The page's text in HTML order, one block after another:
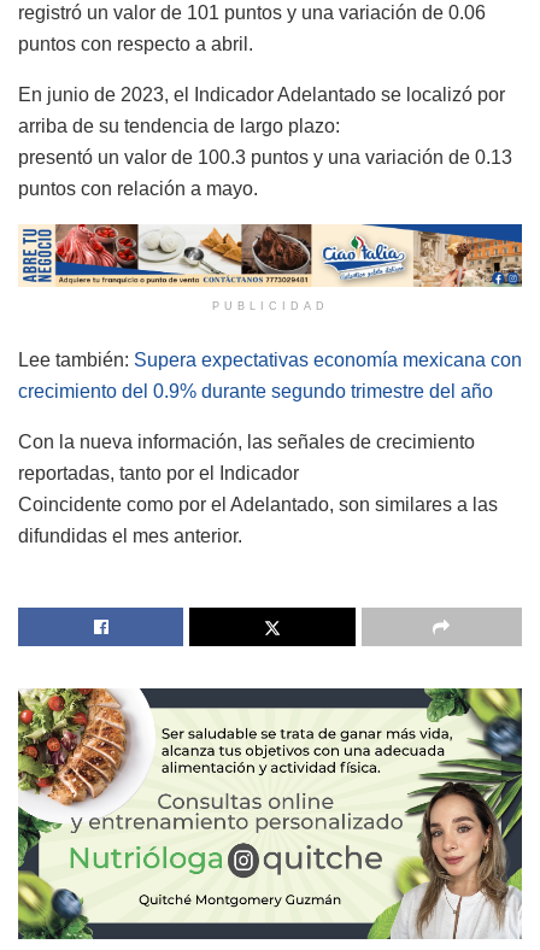
registró un valor de 101 puntos y una variación de 0.06
puntos con respecto a abril.
En junio de 2023, el Indicador Adelantado se localizó por
arriba de su tendencia de largo plazo:
presentó un valor de 100.3 puntos y una variación de 0.13
puntos con relación a mayo.
PUBLICIDAD
Lee también: Supera expectativas economía mexicana con
crecimiento del 0.9% durante segundo trimestre del año
Con la nueva información, las señales de crecimiento
reportadas, tanto por el Indicador
Coincidente como por el Adelantado, son similares a las
difundidas el mes anterior.